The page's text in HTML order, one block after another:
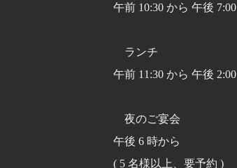
午前 10:30 から 午後 7:00
ランチ
午前 11:30 から 午後 2:00
夜のご宴会
午後 6 時から
( 5 名様以上、要予約 )